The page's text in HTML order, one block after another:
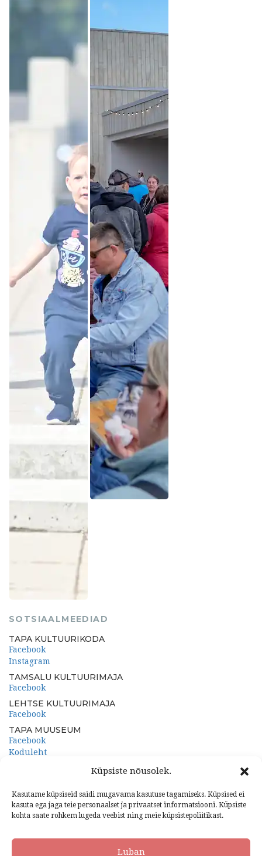
Küpsiste nõusolek.
Kasutame küpsiseid saidi mugavama kasutuse tagamiseks. Küpsised ei
kasuta ega jaga teie personaalset ja privaatset informatsiooni. Küpsiste
kohta saate rohkem lugeda veebist ning meie küpsistepoliitikast.
Luban
SOTSIAALMEEDIAD
TAPA KULTUURIKODA
Facebook
Instagram
TAMSALU KULTUURIMAJA
Facebook
LEHTSE KULTUURIMAJA
Facebook
TAPA MUUSEUM
Facebook
Koduleht
PORKUNI PAEMUUSEUM
Koduleht